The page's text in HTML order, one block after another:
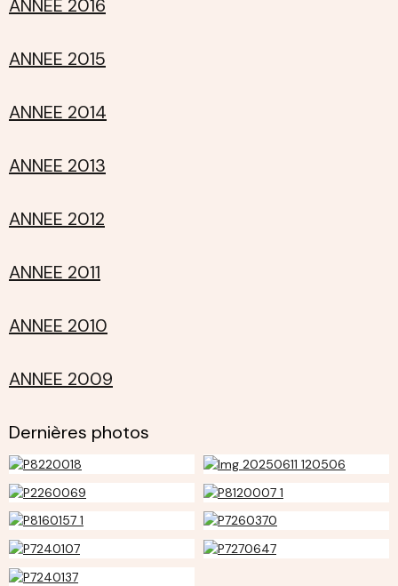
ANNÉE 2016
ANNEE 2015
ANNEE 2014
ANNEE 2013
ANNEE 2012
ANNEE 2011
ANNEE 2010
ANNEE 2009
Dernières photos